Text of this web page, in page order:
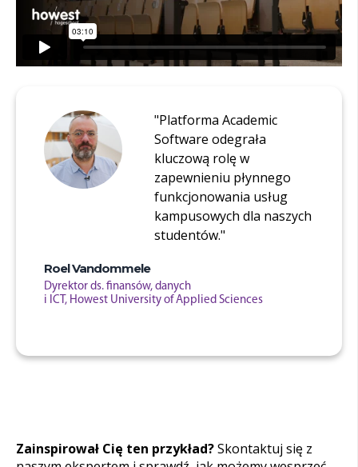
"Platforma Academic
Software odegrała
kluczową rolę w
zapewnieniu płynnego
funkcjonowania usług
kampusowych dla naszych
studentów."
Roel Vandommele
Dyrektor ds. finansów, danych
i ICT, Howest University of Applied Sciences
Zainspirował Cię ten przykład?Skontaktuj się z